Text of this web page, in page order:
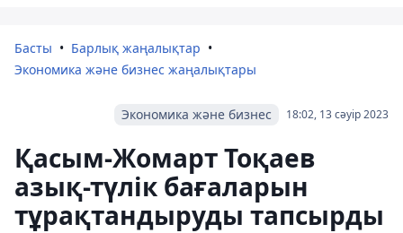
Басты
Барлық жаңалықтар
Экономика және бизнес жаңалықтары
18:02, 13 сәуір 2023
Экономика және бизнес
Қасым-Жомарт Тоқаев
азық-түлік бағаларын
тұрақтандыруды тапсырды